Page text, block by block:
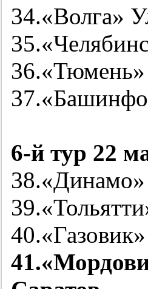
34.«Волга»
6-йтур 22